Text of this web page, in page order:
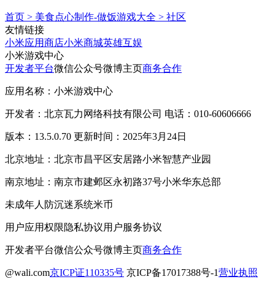
首页 > 美食点心制作-做饭游戏大全 > 社区
友情链接
小米应用商店小米商城英雄互娱
小米游戏中心
开发者平台微信公众号微博主页商务合作
应用名称：小米游戏中心
开发者：北京瓦力网络科技有限公司 电话：010-60606666
版本：13.5.0.70 更新时间：2025年3月24日
北京地址：北京市昌平区安居路小米智慧产业园
南京地址：南京市建邺区永初路37号小米华东总部
未成年人防沉迷系统米币
用户应用权限隐私协议用户服务协议
开发者平台微信公众号微博主页商务合作
@wali.com京ICP证110335号 京ICP备17017388号-1营业执照